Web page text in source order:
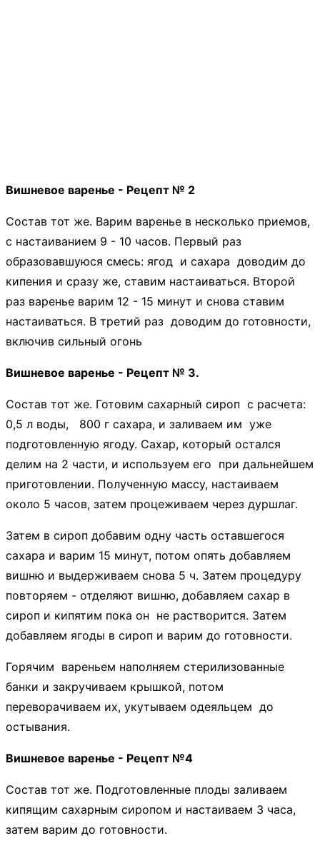
Вишневое варенье - Рецепт № 2
Состав тот же. Варим варенье в несколько приемов,
с настаиванием 9 - 10 часов. Первый раз
образовавшуюся смесь: ягод и сахара доводим до
кипения и сразу же, ставим настаиваться. Второй
раз варенье варим 12 - 15 минут и снова ставим
настаиваться. В третий раз доводим до готовности,
включив сильный огонь
Вишневое варенье - Рецепт № 3.
Состав тот же. Готовим сахарный сироп с расчета:
0,5 л воды, 800 г сахара, и заливаем им уже
подготовленную ягоду. Сахар, который остался
делим на 2 части, и используем его при дальнейшем
приготовлении. Полученную массу, настаиваем
около 5 часов, затем процеживаем через дуршлаг.
Затем в сироп добавим одну часть оставшегося
сахара и варим 15 минут, потом опять добавляем
вишню и выдерживаем снова 5 ч. Затем процедуру
повторяем - отделяют вишню, добавляем сахар в
сироп и кипятим пока он не растворится. Затем
добавляем ягоды в сироп и варим до готовности.
Горячим вареньем наполняем стерилизованные
банки и закручиваем крышкой, потом
переворачиваем их, укутываем одеяльцем до
остывания.
Вишневое варенье - Рецепт №4
Состав тот же. Подготовленные плоды заливаем
кипящим сахарным сиропом и настаиваем 3 часа,
затем варим до готовности.